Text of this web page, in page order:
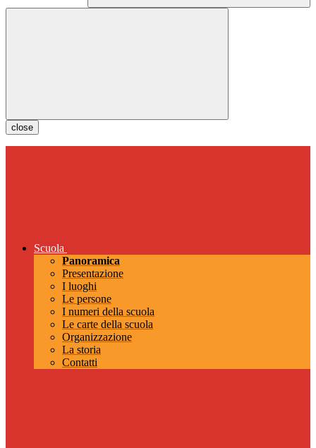
close
Scuola
Panoramica
Presentazione
I luoghi
Le persone
I numeri della scuola
Le carte della scuola
Organizzazione
La storia
Contatti